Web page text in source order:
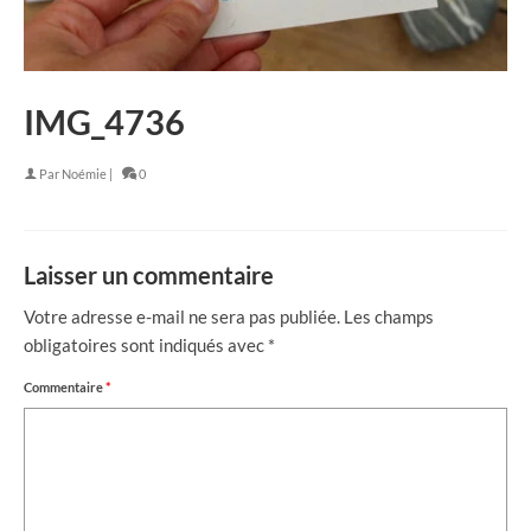
IMG_4736
Par Noémie | 0
Laisser un commentaire
Votre adresse e-mail ne sera pas publiée. Les champs
obligatoires sont indiqués avec *
Commentaire*